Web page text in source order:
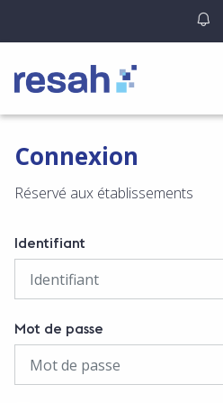
Logo Resah
Connexion
Réservé aux établissements
Identifiant
Mot de passe